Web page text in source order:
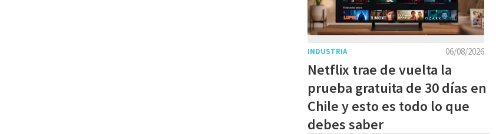
06/08/2026
INDUSTRIA
Netflix trae de vuelta la
prueba gratuita de 30 días en
Chile y esto es todo lo que
debes saber